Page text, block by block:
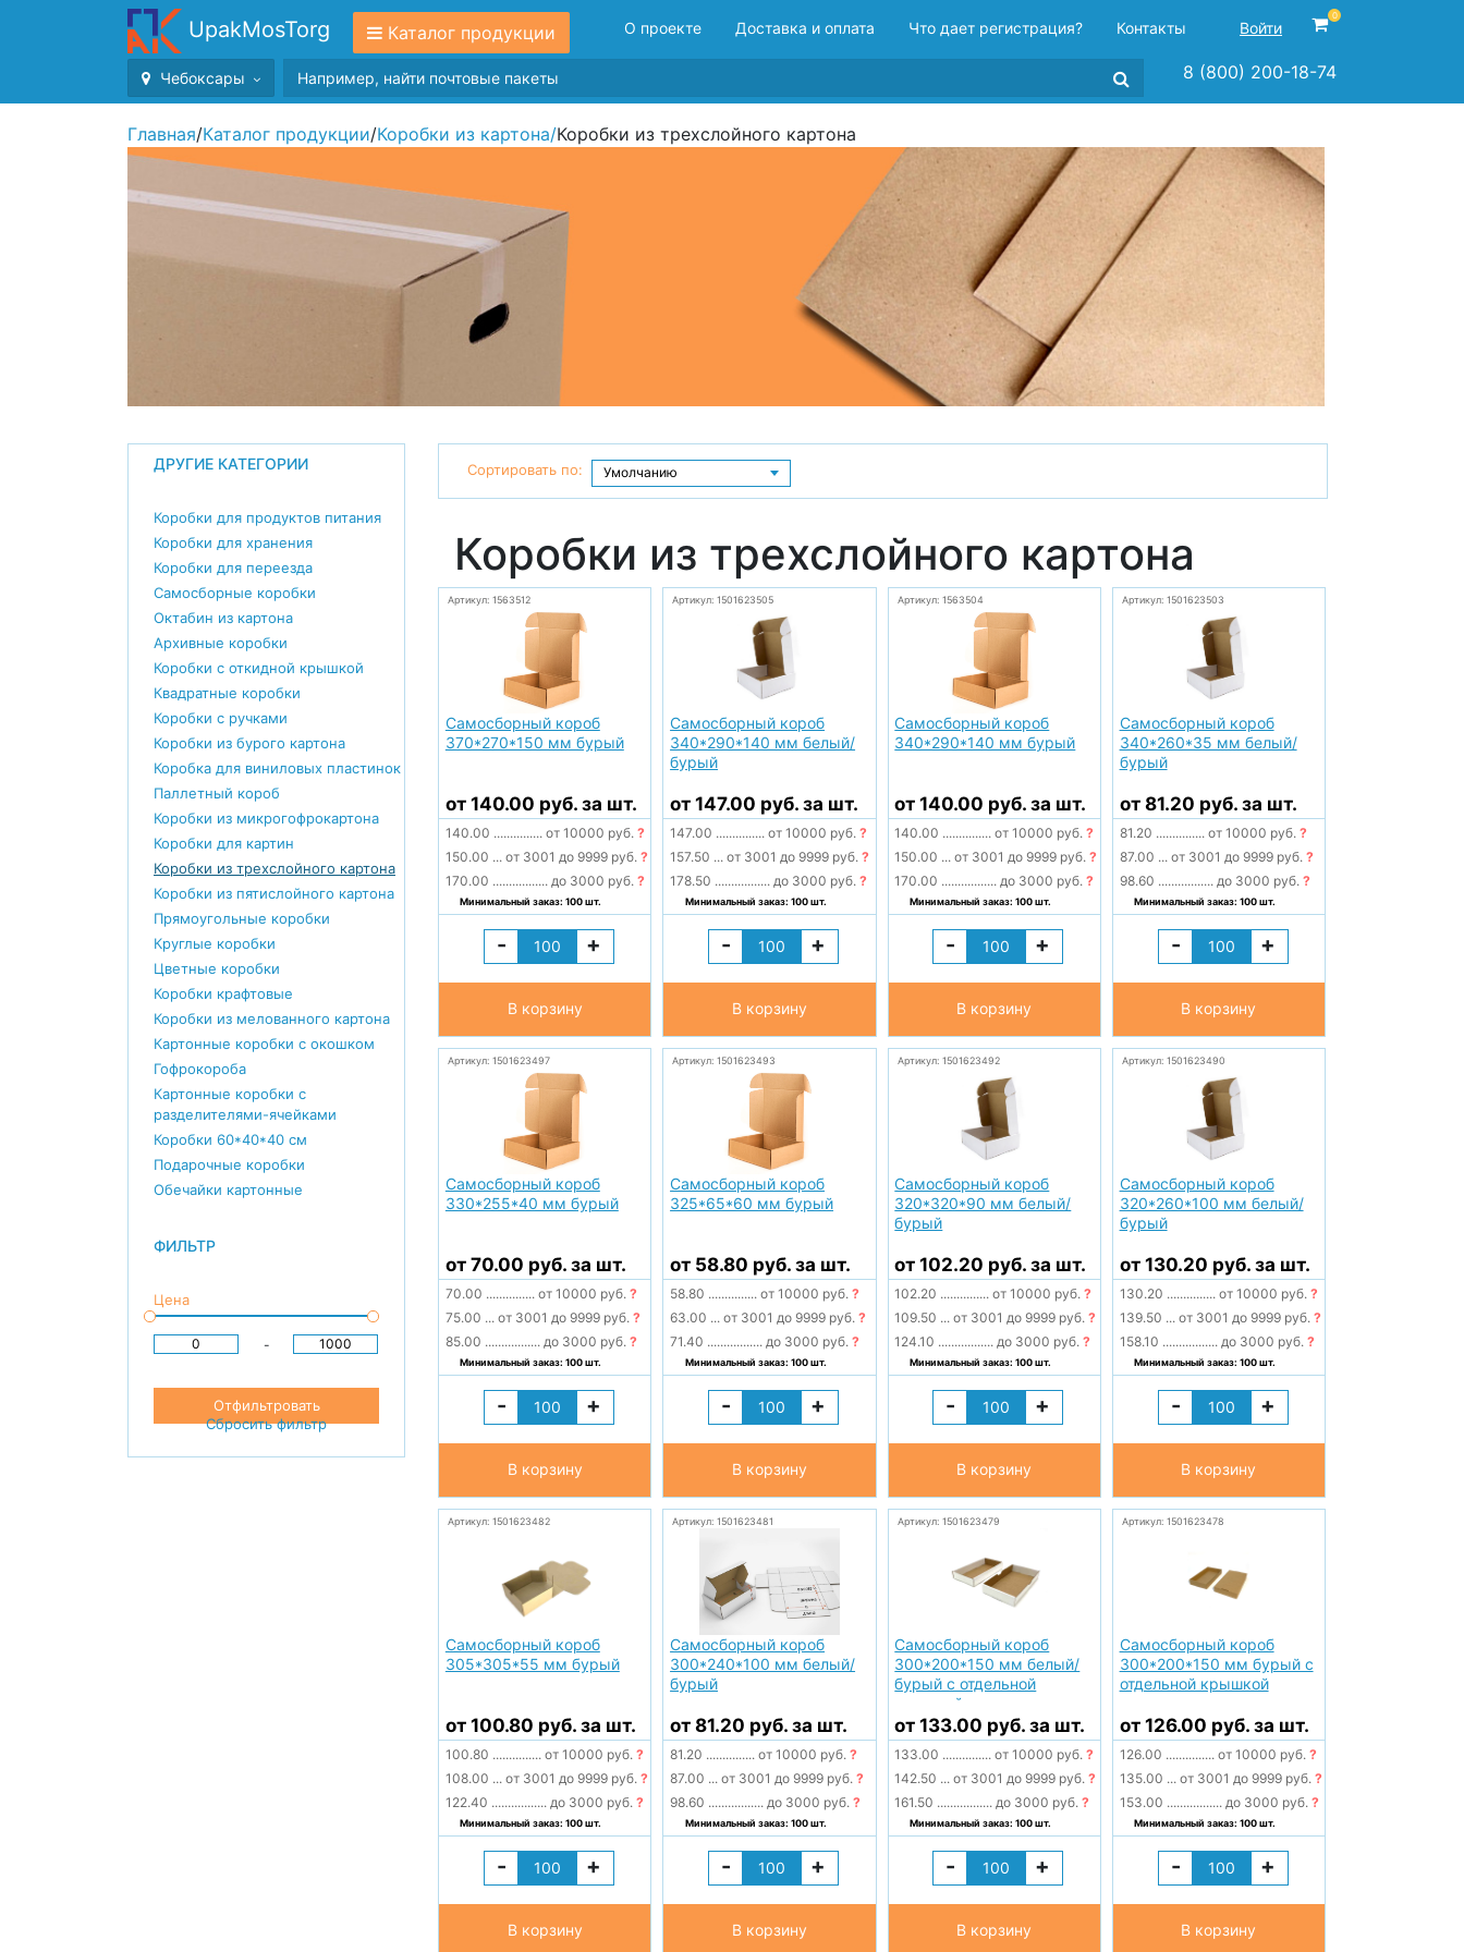
UpakMosTorg Каталог продукции О проекте Доставка и оплата Что дает регистрация? Контакты Войти
0
Чебоксары 8 (800) 200-18-74
Главная/Каталог продукции/Коробки из картона/Коробки из трехслойного картона
ДРУГИЕ КАТЕГОРИИ
Коробки для продуктов питания
Коробки для хранения
Коробки для переезда
Самосборные коробки
Октабин из картона
Архивные коробки
Коробки с откидной крышкой
Квадратные коробки
Коробки с ручками
Коробки из бурого картона
Коробка для виниловых пластинок
Паллетный короб
Коробки из микрогофрокартона
Коробки для картин
Коробки из трехслойного картона
Коробки из пятислойного картона
Прямоугольные коробки
Круглые коробки
Цветные коробки
Коробки крафтовые
Коробки из мелованного картона
Картонные коробки с окошком
Гофрокороба
Картонные коробки с
разделителями-ячейками
Коробки 60*40*40 см
Подарочные коробки
Обечайки картонные
ФИЛЬТР
Цена
-
Отфильтровать
Сбросить фильтр
Сортировать по:
Коробки из трехслойного картона
Артикул: 1563512
Самосборный короб
370*270*150 мм бурый
от 140.00 руб. за шт.
140.00 ............... от 10000 руб. ?
150.00 ... от 3001 до 9999 руб. ?
170.00 ................. до 3000 руб. ?
Минимальный заказ: 100 шт.
- +
В корзину
Артикул: 1501623505
Самосборный короб
340*290*140 мм белый/
бурый
от 147.00 руб. за шт.
147.00 ............... от 10000 руб.?
157.50 ... от 3001 до 9999 руб.?
178.50 ................. до 3000 руб.?
Минимальный заказ: 100 шт.
- +
В корзину
Артикул: 1563504
Самосборный короб
340*290*140 мм бурый
от 140.00 руб. за шт.
140.00 ............... от 10000 руб.?
150.00 ... от 3001 до 9999 руб.?
170.00 ................. до 3000 руб.?
Минимальный заказ: 100 шт.
- +
В корзину
Артикул: 1501623503
Самосборный короб
340*260*35 мм белый/
бурый
от 81.20 руб. за шт.
81.20 ............... от 10000 руб. ?
87.00 ... от 3001 до 9999 руб. ?
98.60 ................. до 3000 руб. ?
Минимальный заказ: 100 шт.
- +
В корзину
Артикул: 1501623497
Самосборный короб
330*255*40 мм бурый
от 70.00 руб. за шт.
70.00 ............... от 10000 руб. ?
75.00 ... от 3001 до 9999 руб. ?
85.00 ................. до 3000 руб. ?
Минимальный заказ: 100 шт.
- +
В корзину
Артикул: 1501623493
Самосборный короб
325*65*60 мм бурый
от 58.80 руб. за шт.
58.80 ............... от 10000 руб.?
63.00 ... от 3001 до 9999 руб.?
71.40 ................. до 3000 руб.?
Минимальный заказ: 100 шт.
- +
В корзину
Артикул: 1501623492
Самосборный короб
320*320*90 мм белый/
бурый
от 102.20 руб. за шт.
102.20 ............... от 10000 руб.?
109.50 ... от 3001 до 9999 руб.?
124.10 ................. до 3000 руб.?
Минимальный заказ: 100 шт.
- +
В корзину
Артикул: 1501623490
Самосборный короб
320*260*100 мм белый/
бурый
от 130.20 руб. за шт.
130.20 ............... от 10000 руб. ?
139.50 ... от 3001 до 9999 руб. ?
158.10 ................. до 3000 руб. ?
Минимальный заказ: 100 шт.
- +
В корзину
Артикул: 1501623482
Самосборный короб
305*305*55 мм бурый
от 100.80 руб. за шт.
100.80 ............... от 10000 руб. ?
108.00 ... от 3001 до 9999 руб. ?
122.40 ................. до 3000 руб. ?
Минимальный заказ: 100 шт.
- +
В корзину
Артикул: 1501623481
Самосборный короб
300*240*100 мм белый/
бурый
от 81.20 руб. за шт.
81.20 ............... от 10000 руб.?
87.00 ... от 3001 до 9999 руб.?
98.60 ................. до 3000 руб.?
Минимальный заказ: 100 шт.
- +
В корзину
Артикул: 1501623479
Самосборный короб
300*200*150 мм белый/
бурый с отдельной
крышкой
от 133.00 руб. за шт.
133.00 ............... от 10000 руб.?
142.50 ... от 3001 до 9999 руб.?
161.50 ................. до 3000 руб.?
Минимальный заказ: 100 шт.
- +
В корзину
Артикул: 1501623478
Самосборный короб
300*200*150 мм бурый с
отдельной крышкой
от 126.00 руб. за шт.
126.00 ............... от 10000 руб. ?
135.00 ... от 3001 до 9999 руб. ?
153.00 ................. до 3000 руб. ?
Минимальный заказ: 100 шт.
- +
В корзину